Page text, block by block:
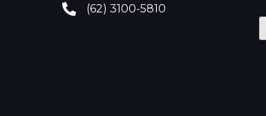
(62) 3100-5810